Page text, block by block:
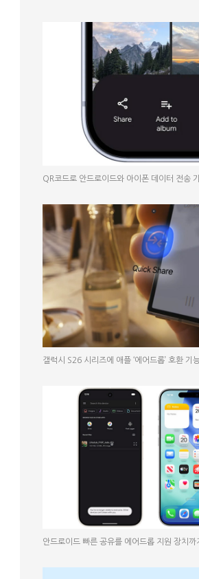
QR코드로 안드로이드와 아이폰 데이터 전송
갤럭시 S26 시리즈에 애플 ‘에어드롭’ 호환 기
안드로이드 빠른 공유를 에어드롭 지원 장치까